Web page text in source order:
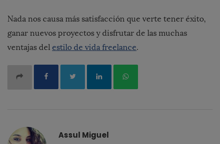
Nada nos causa más satisfacción que verte tener éxito,
ganar nuevos proyectos y disfrutar de las muchas
ventajas del estilo de vida freelance.
Assul Miguel